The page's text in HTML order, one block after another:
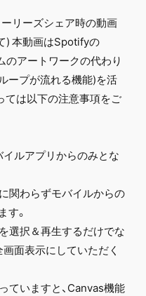
リーズシェア時の動画
) 本動画はSpotifyの
アートワークの代わり
ープが流れる機能)を活
ては以下の注意事項をご
イルアプリからのみとな
関わらずモバイルからの
。
選択＆再生するだけでな
面表示にしていただく
ていますと、Canvas機能